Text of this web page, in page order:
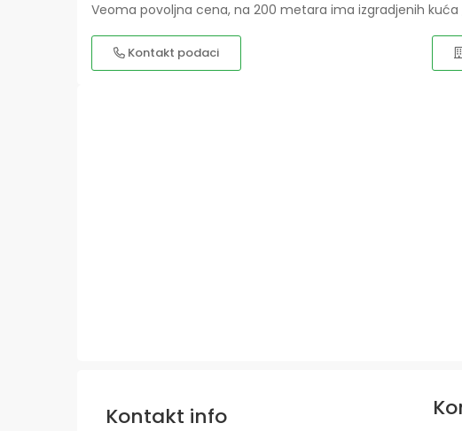
Veoma povoljna cena, na 200 metara ima izgradjenih
Kontakt podaci
Kontakt info